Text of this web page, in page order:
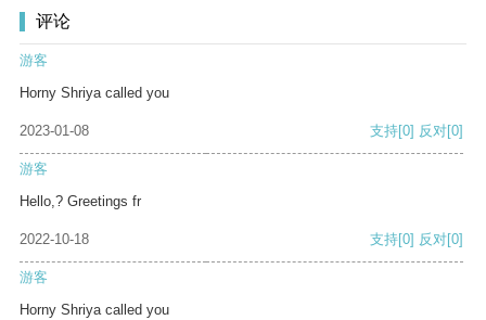
评论
游客
Horny Shriya called you
2023-01-08 支持[0] 反对[0]
游客
Hello,? Greetings fr
2022-10-18 支持[0] 反对[0]
游客
Horny Shriya called you